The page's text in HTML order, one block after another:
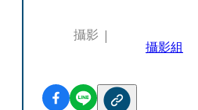
攝影
攝影組